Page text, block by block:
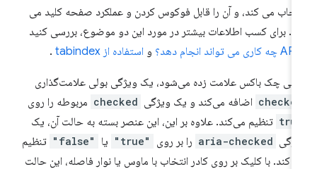
می کند، و آن را قابل فوکوس کردن و عملکرد صفحه کلید می
برای کسب اطلاعات بیشتر در مورد این دو موضوع، بررسی کنید
واستفاده از tabindex .
چک باکس علامت زده می‌شود، یک ویژگی بولی علامت‌گذاری
اضافه می‌کند و یک ویژگی checked مربوطه را روی
تنظیم می‌کند. علاوه بر این، این عنصر بسته به حالت آن، یک
aria-checked را بر روی "true" یا "false"
تنظیم
کند. با کلیک بر روی کادر انتخاب با ماوس یا نوار فاصله، این حالت